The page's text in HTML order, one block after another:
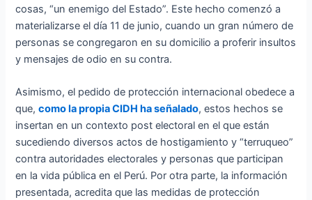
cosas, “un enemigo del Estado”. Este hecho comenzó a
materializarse el día 11 de junio, cuando un gran número de
personas se congregaron en su domicilio a proferir insultos
y mensajes de odio en su contra.
Asimismo, el pedido de protección internacional obedece a
que,como la propia CIDH ha señalado, estos hechos se
insertan en un contexto post electoral en el que están
sucediendo diversos actos de hostigamiento y “terruqueo”
contra autoridades electorales y personas que participan
en la vida pública en el Perú. Por otra parte, la información
presentada, acredita que las medidas de protección